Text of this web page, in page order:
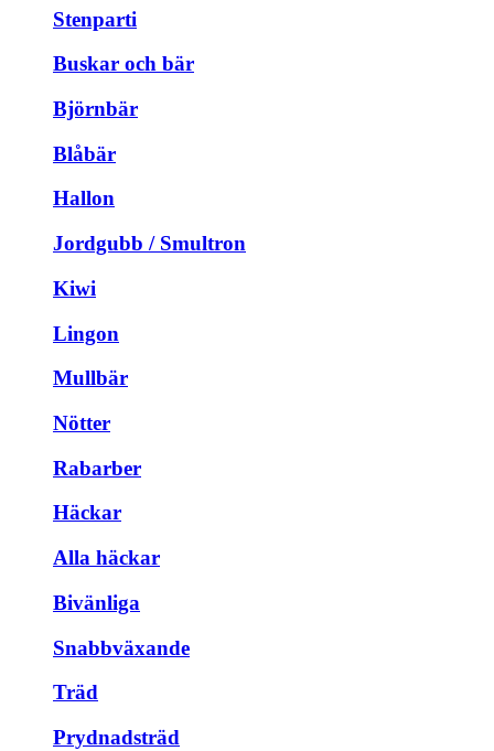
Stenparti
Buskar och bär
Björnbär
Blåbär
Hallon
Jordgubb / Smultron
Kiwi
Lingon
Mullbär
Nötter
Rabarber
Häckar
Alla häckar
Bivänliga
Snabbväxande
Träd
Prydnadsträd